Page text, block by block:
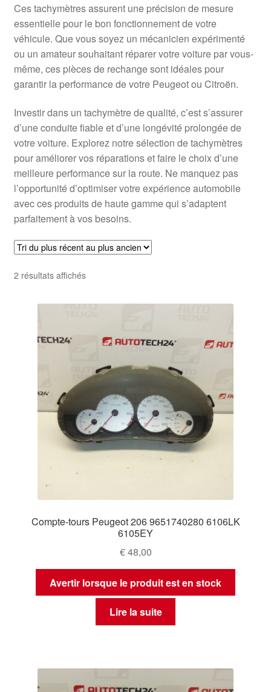
Plainte
Politique de confidentialité
Procédure de Réclamation
Termes et conditions
Ces tachymètres assurent une précision de mesure
essentielle pour le bon fonctionnement de votre
véhicule. Que vous soyez un mécanicien expérimenté
ou un amateur souhaitant réparer votre voiture par vous-
même, ces pièces de rechange sont idéales pour
garantir la performance de votre Peugeot ou Citroën.
Investir dans un tachymètre de qualité, c’est s’assurer
d’une conduite fiable et d’une longévité prolongée de
votre voiture. Explorez notre sélection de tachymètres
pour améliorer vos réparations et faire le choix d’une
meilleure performance sur la route. Ne manquez pas
l’opportunité d’optimiser votre expérience automobile
avec ces produits de haute gamme qui s’adaptent
parfaitement à vos besoins.
2 résultats affichésTrié
plus
Compte-tours Peugeot 206 9651740280 6106LK
6105EY
€48,00
Avertir lorsque le produit est en stock
Lire la suite